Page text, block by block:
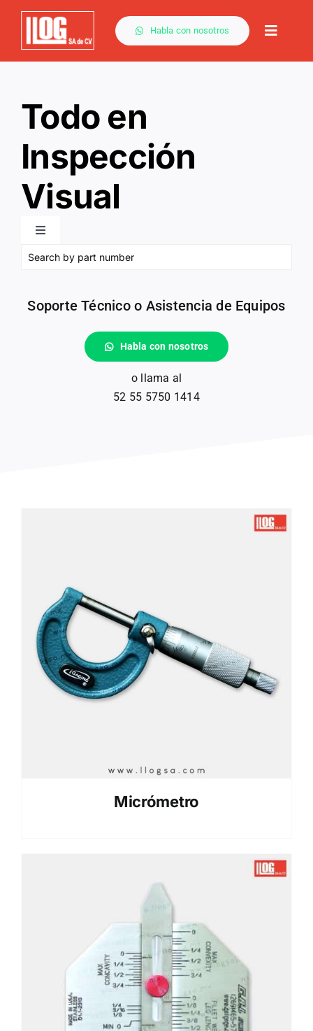
Saltar
contenido
Habla con nosotros
Toggle
Capacitación
Servicios
Contacto
Todo en
Inspección
Visual
Toggle
Todo en Inspección Visual
Videoboroscopios
Soporte Técnico o Asistencia de Equipos
Habla con nosotros
o llama al
52 55 5750 1414
Micrómetro